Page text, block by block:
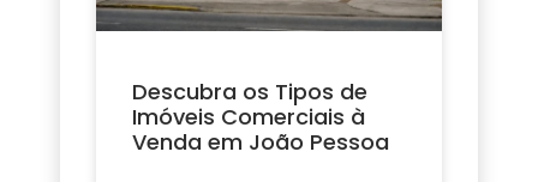
Descubra os Tipos de
Imóveis Comerciais à
Venda em João Pessoa